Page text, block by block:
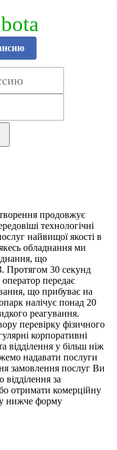
продовжує
технологічні
найвищої якості в
обладнання ми
що
Протягом 30 секунд
передає
що прибуває на
налічує понад 20
реагування.
перевірку фізичного
корпоративні
відділення у більш ніж
надавати послуги
замовлення послуг Ви
за
отримати комерційну
нижче форму